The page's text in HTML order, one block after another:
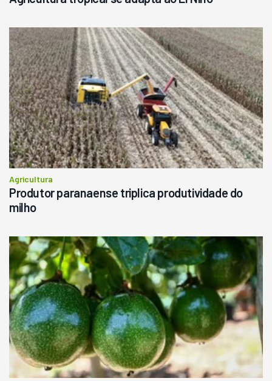
Agricultura
Produtor paranaense triplica produtividade do
milho